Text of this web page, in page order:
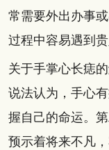
常需要外出办事
过程中容易遇到
关于手掌心长痣
说法认为，手心
握自己的命运。
预示着将来不凡